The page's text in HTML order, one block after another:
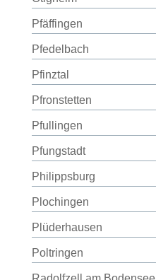
Pfäffingen
Pfedelbach
Pfinztal
Pfronstetten
Pfullingen
Pfungstadt
Philippsburg
Plochingen
Plüderhausen
Poltringen